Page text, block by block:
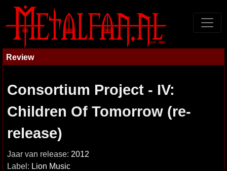
Review
Consortium Project - IV:
Children Of Tomorrow (re-
release)
Jaar van release: 2012
Label: Lion Music